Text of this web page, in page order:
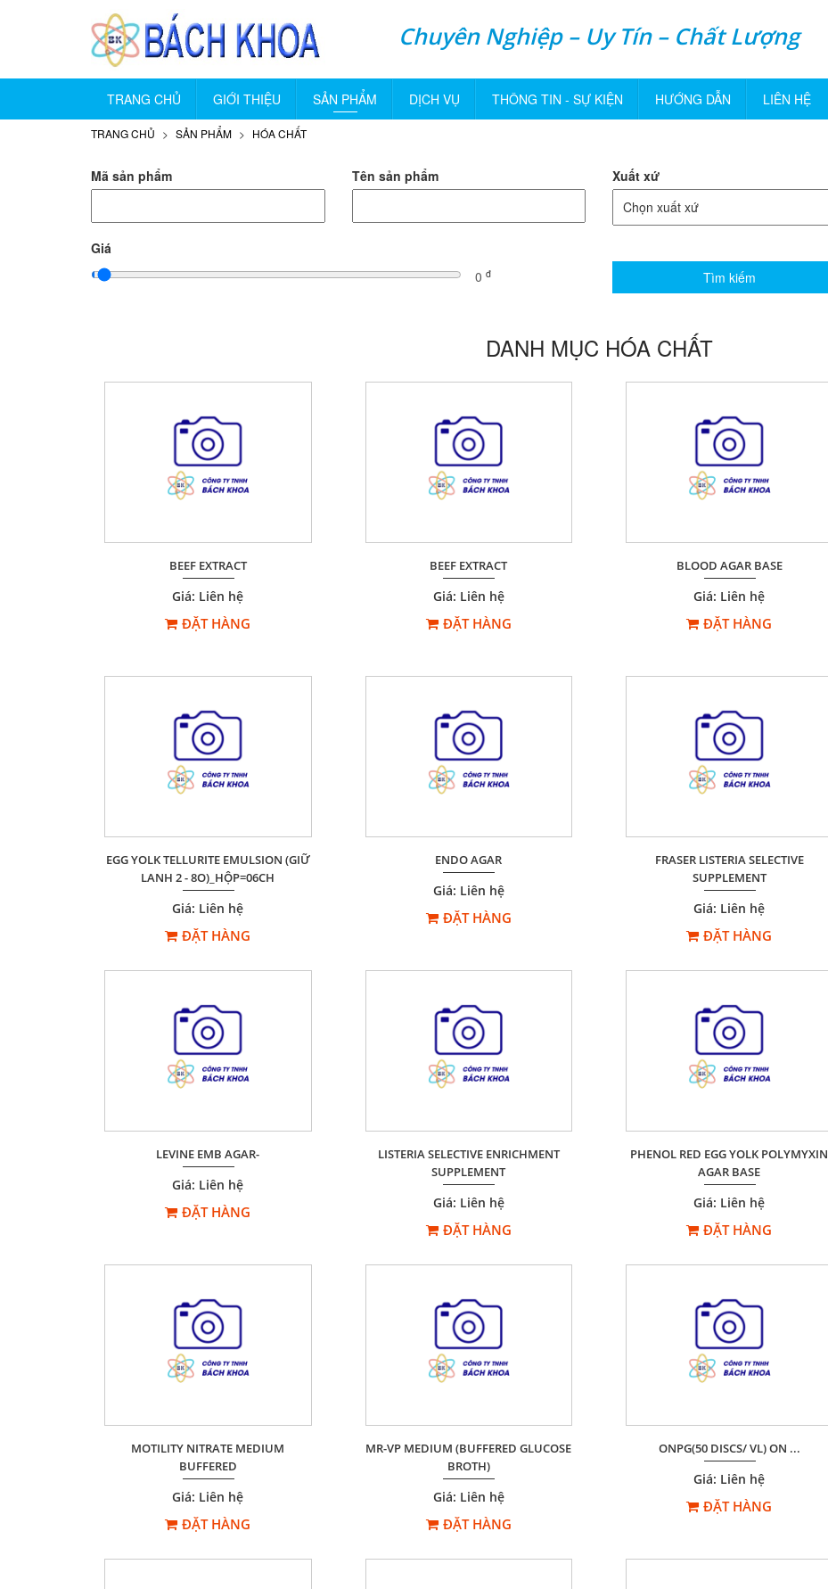
Chuyên Nghiệp – Uy Tín – Chất Lượng
TRANG CHỦ GIỚI THIỆU SẢN PHẨM DỊCH VỤ THÔNG TIN - SỰ KIỆN HƯỚNG DẪN LIÊN HỆ
TRANG CHỦ SẢN PHẨM HÓA CHẤT
Mã sản phẩm Tên sản phẩm Xuất xứ
Giá
0 đ
DANH MỤC HÓA CHẤT
BEEF EXTRACT
Giá: Liên hệ
ĐẶT HÀNG
BEEF EXTRACT
Giá: Liên hệ
ĐẶT HÀNG
BLOOD AGAR BASE
Giá: Liên hệ
ĐẶT HÀNG
EGG YOLK TELLURITE EMULSION (GIỮ
LANH 2 - 8O)_HỘP=06CH
Giá: Liên hệ
ĐẶT HÀNG
ENDO AGAR
Giá: Liên hệ
ĐẶT HÀNG
FRASER LISTERIA SELECTIVE
SUPPLEMENT
Giá: Liên hệ
ĐẶT HÀNG
LEVINE EMB AGAR-
Giá: Liên hệ
ĐẶT HÀNG
LISTERIA SELECTIVE ENRICHMENT
SUPPLEMENT
Giá: Liên hệ
ĐẶT HÀNG
PHENOL RED EGG YOLK POLYMYXIN
AGAR BASE
Giá: Liên hệ
ĐẶT HÀNG
MOTILITY NITRATE MEDIUM
BUFFERED
Giá: Liên hệ
ĐẶT HÀNG
MR-VP MEDIUM (BUFFERED GLUCOSE
BROTH)
Giá: Liên hệ
ĐẶT HÀNG
ONPG(50 DISCS/ VL) ON ...
Giá: Liên hệ
ĐẶT HÀNG